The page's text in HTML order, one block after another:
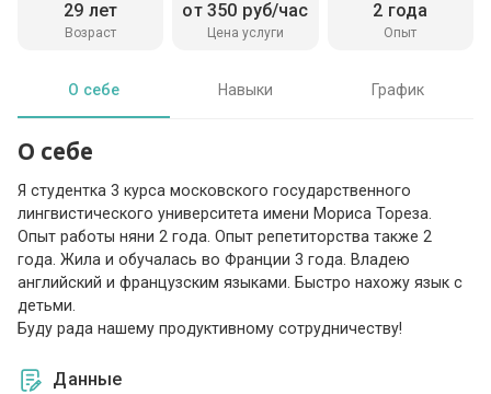
Возраст
29 лет
Цена услуги
от 350 руб/час
Опыт
2 года
О себе Навыки График
О себе
Я студентка 3 курса московского государственного
лингвистического университета имени Мориса Тореза.
Опыт работы няни 2 года. Опыт репетиторства также 2
года. Жила и обучалась во Франции 3 года. Владею
английский и французским языками. Быстро нахожу язык с
детьми.
Буду рада нашему продуктивному сотрудничеству!
Данные